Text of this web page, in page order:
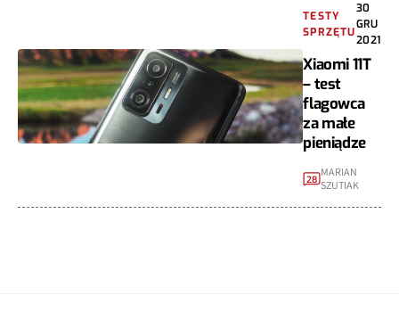
TESTY
SPRZĘTU
30
GRU
2021
Xiaomi 11T
– test
flagowca
za małe
pieniądze
28 MARIAN
SZUTIAK